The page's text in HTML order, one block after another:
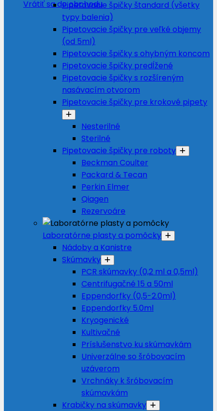
Vrátiť sa do obchoduPipetovacie špičky štandard (všetky
typy balenia)
Pipetovacie špičky pre veľké objemy
(od 5ml)
Pipetovacie špičky s ohybným koncom
Pipetovacie špičky predĺžené
Pipetovacie špičky s rozšíreným
nasávacím otvorom
Pipetovacie špičky pre krokové pipety
Nesterilné
Sterilné
Pipetovacie špičky pre roboty
Beckman Coulter
Packard & Tecan
Perkin Elmer
Qiagen
Rezervoáre
Laboratórne plasty a pomôcky
Nádoby a Kanistre
Skúmavky
PCR skúmavky (0,2 ml a 0,5ml)
Centrifugačné 15 a 50ml
Eppendorfky (0,5-2.0ml)
Eppendorfky 5.0ml
Kryogenické
Kultivačné
Príslušenstvo ku skúmavkám
Univerzálne so šróbovacím
uzáverom
Vrchnáky k šróbovacím
skúmavkám
Krabičky na skúmavky